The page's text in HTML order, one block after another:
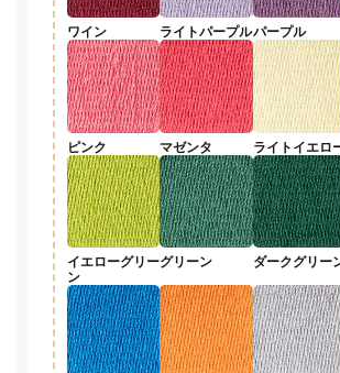
ワイン ライトパープルパープル
ピンク マゼンタ ライトイエロ
イエローグリー
ン
グリーン ダークグリー